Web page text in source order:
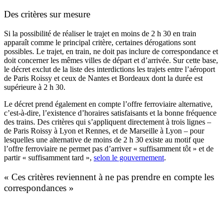
Des critères sur mesure
Si la possibilité de réaliser le trajet en moins de 2 h 30 en train
apparaît comme le principal critère, certaines dérogations sont
possibles. Le trajet, en train, ne doit pas inclure de correspondance et
doit concerner les mêmes villes de départ et d’arrivée. Sur cette base,
le décret exclut de la liste des interdictions les trajets entre l’aéroport
de Paris Roissy et ceux de Nantes et Bordeaux dont la durée est
supérieure à 2 h 30.
Le décret prend également en compte l’offre ferroviaire alternative,
c’est-à-dire, l’existence d’horaires satisfaisants et la bonne fréquence
des trains. Des critères qui s’appliquent directement à trois lignes –
de Paris Roissy à Lyon et Rennes, et de Marseille à Lyon – pour
lesquelles une alternative de moins de 2 h 30 existe au motif que
l’offre ferroviaire ne permet pas d’arriver « suffisamment tôt » et de
partir « suffisamment tard », selon le gouvernement.
« Ces critères reviennent à ne pas prendre en compte les
correspondances »